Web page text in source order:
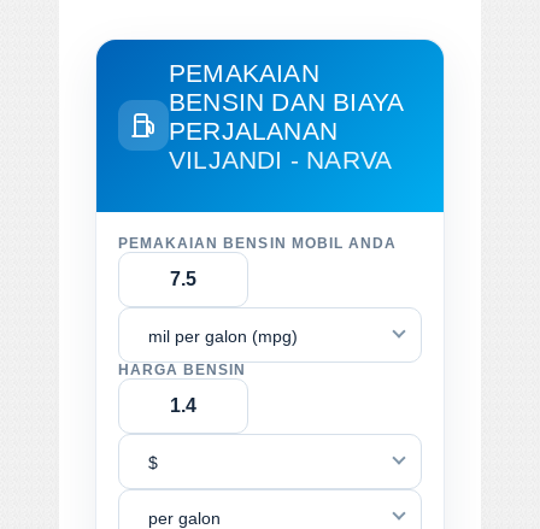
PEMAKAIAN
BENSIN DAN BIAYA
PERJALANAN
VILJANDI - NARVA
PEMAKAIAN BENSIN MOBIL ANDA
mil per galon (mpg)
HARGA BENSIN
$
per galon